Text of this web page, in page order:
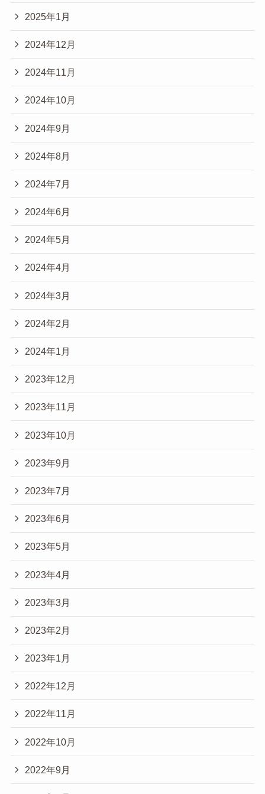
2025年1月
2024年12月
2024年11月
2024年10月
2024年9月
2024年8月
2024年7月
2024年6月
2024年5月
2024年4月
2024年3月
2024年2月
2024年1月
2023年12月
2023年11月
2023年10月
2023年9月
2023年7月
2023年6月
2023年5月
2023年4月
2023年3月
2023年2月
2023年1月
2022年12月
2022年11月
2022年10月
2022年9月